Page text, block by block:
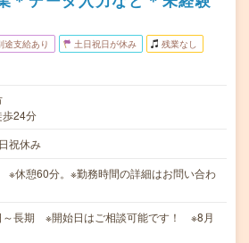
途支給あり 土日祝日が休み 残業なし
歩24分
祝休み
休憩60分。※勤務時間の詳細はお問い合わ
～長期 ※開始日はご相談可能です！ ※8月